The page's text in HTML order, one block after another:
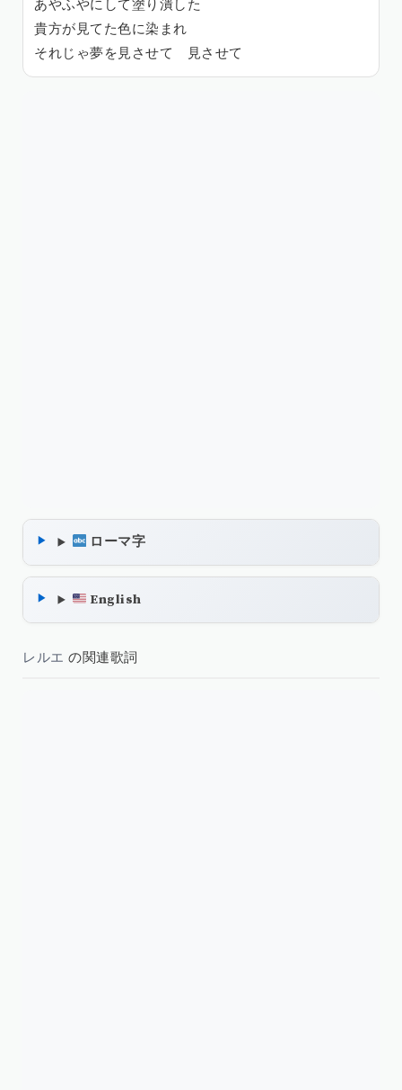
あやふやにして塗り潰した
貴方が見てた色に染まれ
それじゃ夢を見させて 見させて
ローマ字
English
レルエ の関連歌詞